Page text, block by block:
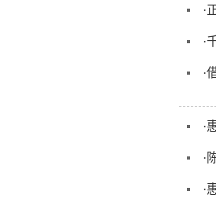
·
·
·
·
·
·